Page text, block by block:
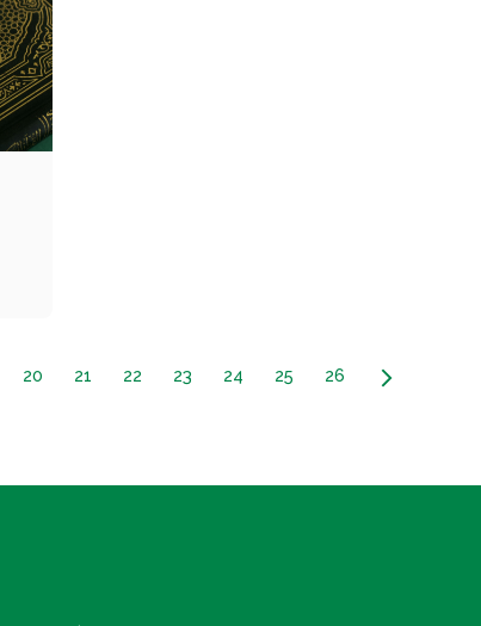
20 21 22 23 24 25 26 arrow_forward_ios